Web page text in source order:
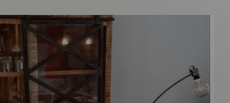
Officina/ Kraft
Soppalco